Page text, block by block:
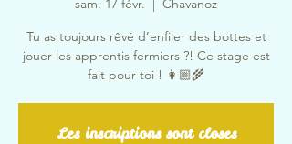
sam. 17 févr.
  |
Chavanoz
Tu as toujours rêvé d’enfiler des bottes et
jouer les apprentis fermiers ?! Ce stage est
fait pour toi ! 👩🏼‍🌾
Les inscriptions sont closes